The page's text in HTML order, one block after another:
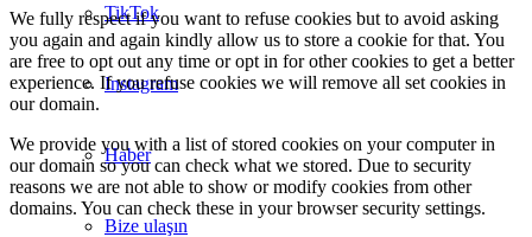
TikTok
Instagram
Haber
Bize ulaşın
We fully respect if you want to refuse cookies but to avoid asking
you again and again kindly allow us to store a cookie for that. You
are free to opt out any time or opt in for other cookies to get a better
experience. If you refuse cookies we will remove all set cookies in
our domain.
We provide you with a list of stored cookies on your computer in
our domain so you can check what we stored. Due to security
reasons we are not able to show or modify cookies from other
domains. You can check these in your browser security settings.